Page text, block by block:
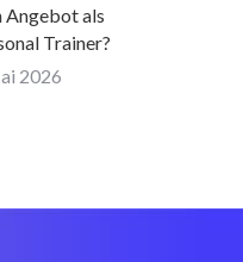
Angebot als
Trainer?
2026